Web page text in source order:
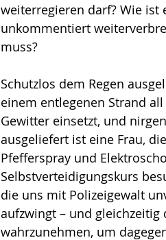
weiterregieren darf? Wie ist
unkommentiert
muss?
Schutzlos dem Regen
einem entlegenen Strand
Gewitter einsetzt, und
ausgeliefert ist eine Frau,
Pfefferspray und
Selbstverteidigungskurs
die uns mit Polizeigewalt
aufzwingt – und
wahrzunehmen, um